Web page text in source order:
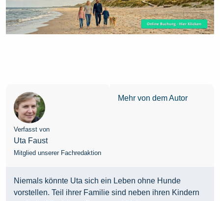
Verfasst von
Uta Faust
Mitglied unserer Fachredaktion
Mehr von dem Autor
Niemals könnte Uta sich ein Leben ohne Hunde
vorstellen. Teil ihrer Familie sind neben ihren Kindern